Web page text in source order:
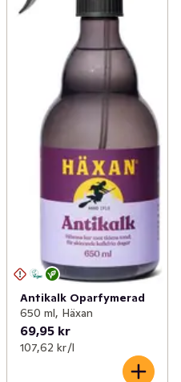
Antikalk Oparfymerad
650 ml, Häxan
69,95 kr
107,62 kr /l